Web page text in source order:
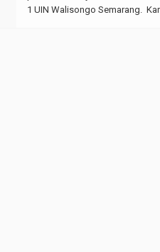
1 UIN Walisongo Semarang.